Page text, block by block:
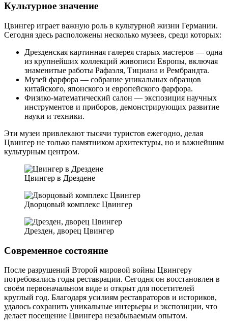
Культурное значение
Цвингер играет важную роль в культурной жизни Германии.
Сегодня здесь расположены несколько музеев, среди которых:
Дрезденская картинная галерея старых мастеров — одна
из крупнейших коллекций живописи Европы, включая
знаменитые работы Рафаэля, Тициана и Рембрандта.
Музей фарфора — собрание уникальных образцов
китайского, японского и европейского фарфора.
Физико-математический салон — экспозиция научных
инструментов и приборов, демонстрирующих развитие
науки и техники.
Эти музеи привлекают тысячи туристов ежегодно, делая
Цвингер не только памятником архитектуры, но и важнейшим
культурным центром.
Цвингер в Дрездене
Дворцовый комплекс Цвингер
Дрезден, дворец Цвингер
Современное состояние
После разрушений Второй мировой войны Цвингеру
потребовались годы реставрации. Сегодня он восстановлен в
своём первоначальном виде и открыт для посетителей
круглый год. Благодаря усилиям реставраторов и историков,
удалось сохранить уникальные интерьеры и экспозиции, что
делает посещение Цвингера незабываемым опытом.